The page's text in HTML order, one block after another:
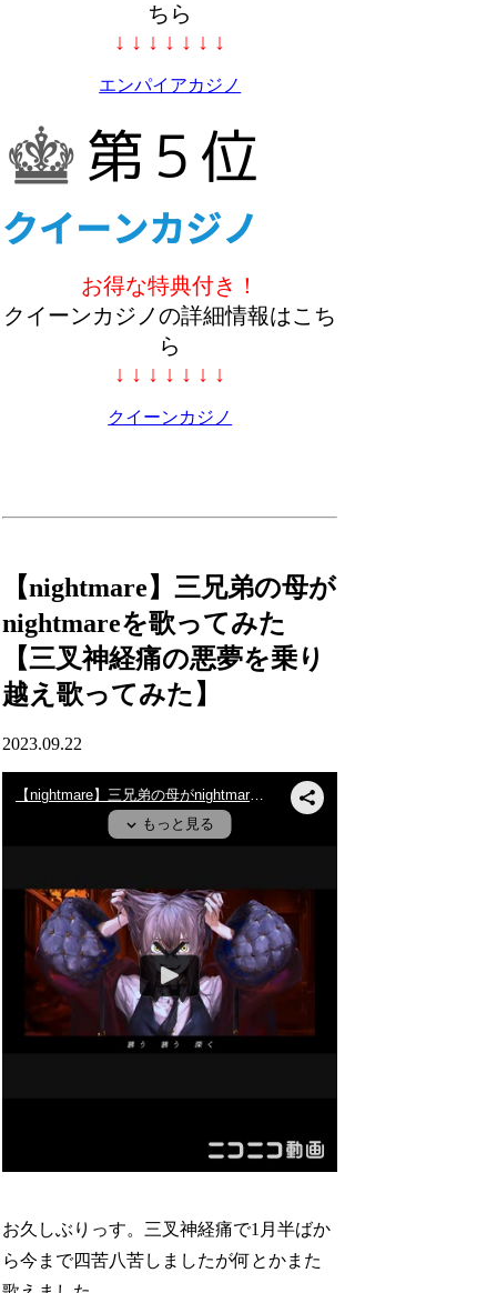
ちら
↓ ↓ ↓ ↓ ↓ ↓ ↓
エンパイアカジノ
お得な特典付き！
クイーンカジノの詳細情報はこち
ら
↓ ↓ ↓ ↓ ↓ ↓ ↓
クイーンカジノ
【nightmare】三兄弟の母が
nightmareを歌ってみた
【三叉神経痛の悪夢を乗り
越え歌ってみた】
2023.09.22
お久しぶりっす。三叉神経痛で1月半ばか
ら今まで四苦八苦しましたが何とかまた